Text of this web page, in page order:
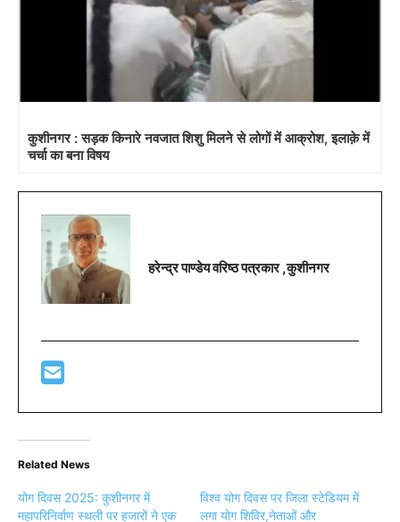
कुशीनगर : सड़क किनारे नवजात शिशु मिलने से लोगों में आक्रोश, इलाक़े में
चर्चा का बना विषय
हरेन्द्र पाण्डेय वरिष्ठ पत्रकार ,कुशीनगर
Related News
योग दिवस 2025: कुशीनगर में
महापरिनिर्वाण स्थली पर हजारों ने एक
विश्व योग दिवस पर जिला स्टेडियम में
लगा योग शिविर,नेताओं और